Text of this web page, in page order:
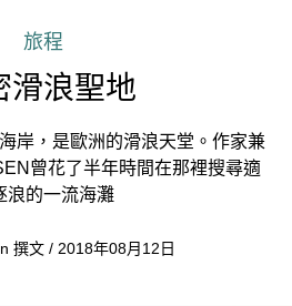
旅程
滑浪聖地
岸，是歐洲的滑浪天堂。作家兼
曾花了半年時間在那裡搜尋適
浪的一流海灘
撰文 / 2018年08月12日